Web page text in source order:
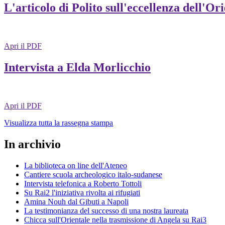
L'articolo di Polito sull'eccellenza
Apri il PDF
Intervista a Elda Morlicchio
Apri il PDF
Visualizza tutta la rassegna stampa
In archivio
La biblioteca on line dell'Ateneo
Cantiere scuola archeologico italo-sudanese
Intervista telefonica a Roberto Tottoli
Su Rai2 l'iniziativa rivolta ai rifugiati
Amina Nouh dal Gibuti a Napoli
La testimonianza del successo di una nostra laureata
Chicca sull'Orientale nella trasmissione di Angela su Rai3